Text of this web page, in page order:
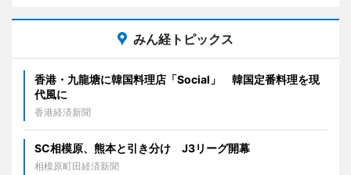
みん経トピックス
香港・九龍塘に韓国料理店「Social」 韓国定番料理を現
代風に
香港経済新聞
SC相模原、熊本と引き分け J3リーグ開幕
相模原町田経済新聞